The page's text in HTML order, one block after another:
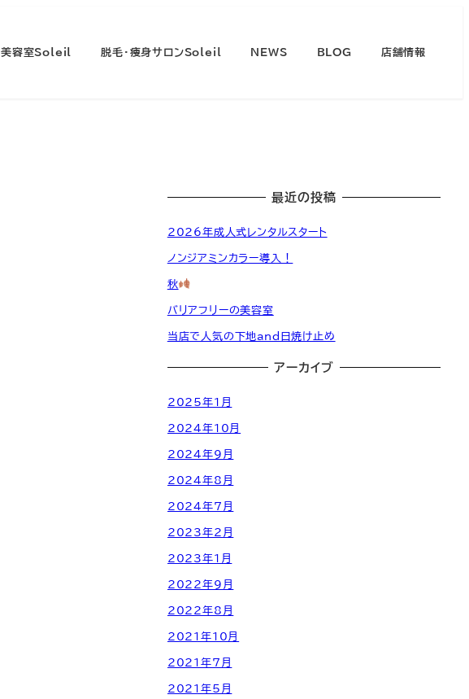
美容室Soleil 脱毛・痩身サロンSoleil NEWS BLOG 店舗情報
最近の投稿
2026年成人式レンタルスタート
ノンジアミンカラー導入！
秋
バリアフリーの美容室
当店で人気の下地and日焼け止め
アーカイブ
2025年1月
2024年10月
2024年9月
2024年8月
2024年7月
2023年2月
2023年1月
2022年9月
2022年8月
2021年10月
2021年7月
2021年5月